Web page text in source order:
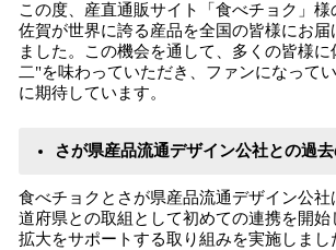
この度、産直通販サイト「食べチョク」様
佐賀が世界に誇る産品を全国の皆様にお届
ました。この機会を通して、多くの皆様
二"を味わっていただき、ファンになって
に期待しています。
さが県産品流通デザイン公社との過
食べチョクとさが県産品流通デザイン公社
道府県との取組として初めての連携を開始
拡大をサポートする取り組みを実施しまし